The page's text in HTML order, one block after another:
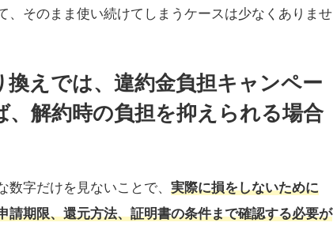
そのまま使い続けてしまうケースは少なくありませ
えでは、違約金負担キャンペー
解約時の負担を抑えられる場合
字だけを見ないことで、 実際に損をしないために
期限、還元方法、証明書の条件まで確認する必要が